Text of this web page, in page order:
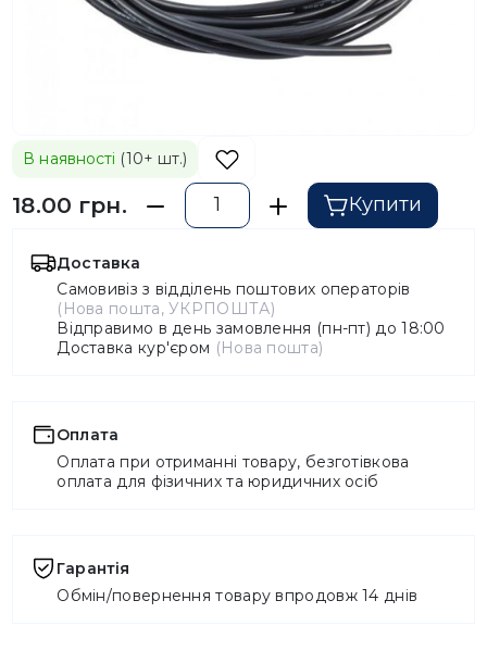
В наявності (10+ шт.)
18.00 грн. Купити
Доставка
Самовивіз з відділень поштових операторів
(Нова пошта, УКРПОШТА)
Відправимо в день замовлення (пн-пт) до 18:00
Доставка кур'єром (Нова пошта)
Оплата
Оплата при отриманні товару, безготівкова
оплата для фізичних та юридичних осіб
Гарантія
Обмін/повернення товару впродовж 14 днів